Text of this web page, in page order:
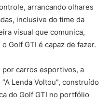
arrancando olhares
inclusive do time da
visual que comunica,
Golf GTI é capaz de fazer.
por carros esportivos, a
Lenda Voltou”, construído
do Golf GTI no portfólio